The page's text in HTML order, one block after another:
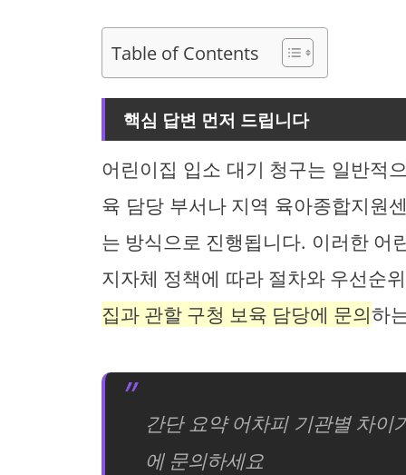
Table of Contents
핵심 답변 먼저 드립니다
어린이집 입소 대기 청구는 일반적
육 담당 부서나 지역 육아종합지원
는 방식으로 진행됩니다. 이러한 어
지자체 정책에 따라 절차와 우선순
집과 관할 구청 보육 담당에 문의하
간단 요약 어차피 기관별 차이
에 문의하세요